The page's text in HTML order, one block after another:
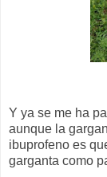
Y ya se me ha
aunque la
ibuprofeno es
garganta como